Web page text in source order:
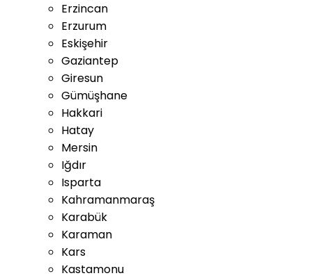
Erzincan
Erzurum
Eskişehir
Gaziantep
Giresun
Gümüşhane
Hakkari
Hatay
Mersin
Iğdır
Isparta
Kahramanmaraş
Karabük
Karaman
Kars
Kastamonu